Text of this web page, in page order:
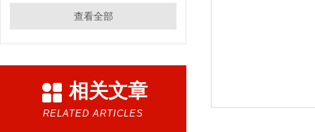
查看全部
相关文章
RELATED ARTICLES